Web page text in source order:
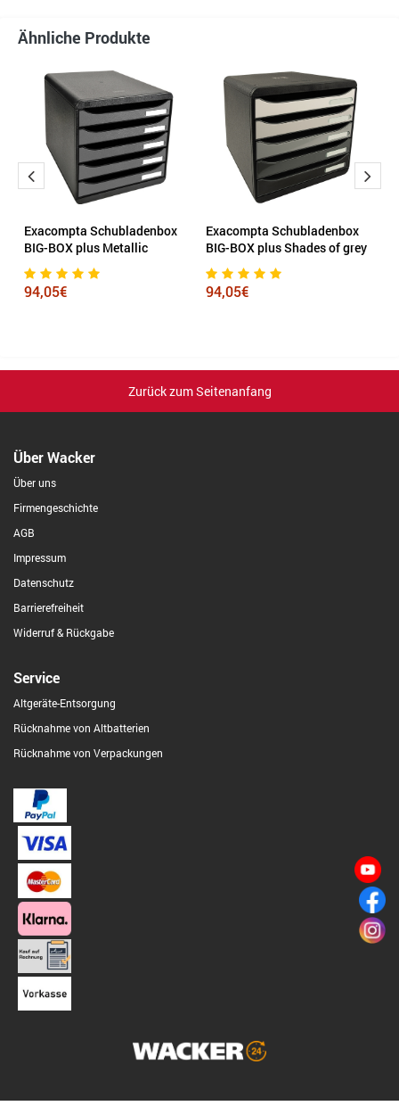
Ähnliche Produkte
Exacompta Schubladenbox
BIG-BOX plus Metallic
94,05€
Exacompta Schubladenbox
BIG-BOX plus Shades of grey
94,05€
Zurück zum Seitenanfang
Über Wacker
Über uns
Firmengeschichte
AGB
Impressum
Datenschutz
Barrierefreiheit
Widerruf & Rückgabe
Service
Altgeräte-Entsorgung
Rücknahme von Altbatterien
Rücknahme von Verpackungen